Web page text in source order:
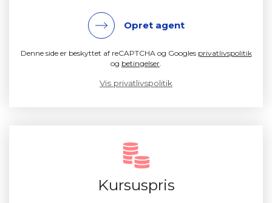
Opret agent
Denne side er beskyttet af reCAPTCHA og Googles privatlivspolitik
og betingelser
Vis privatlivspolitik
Kursuspris